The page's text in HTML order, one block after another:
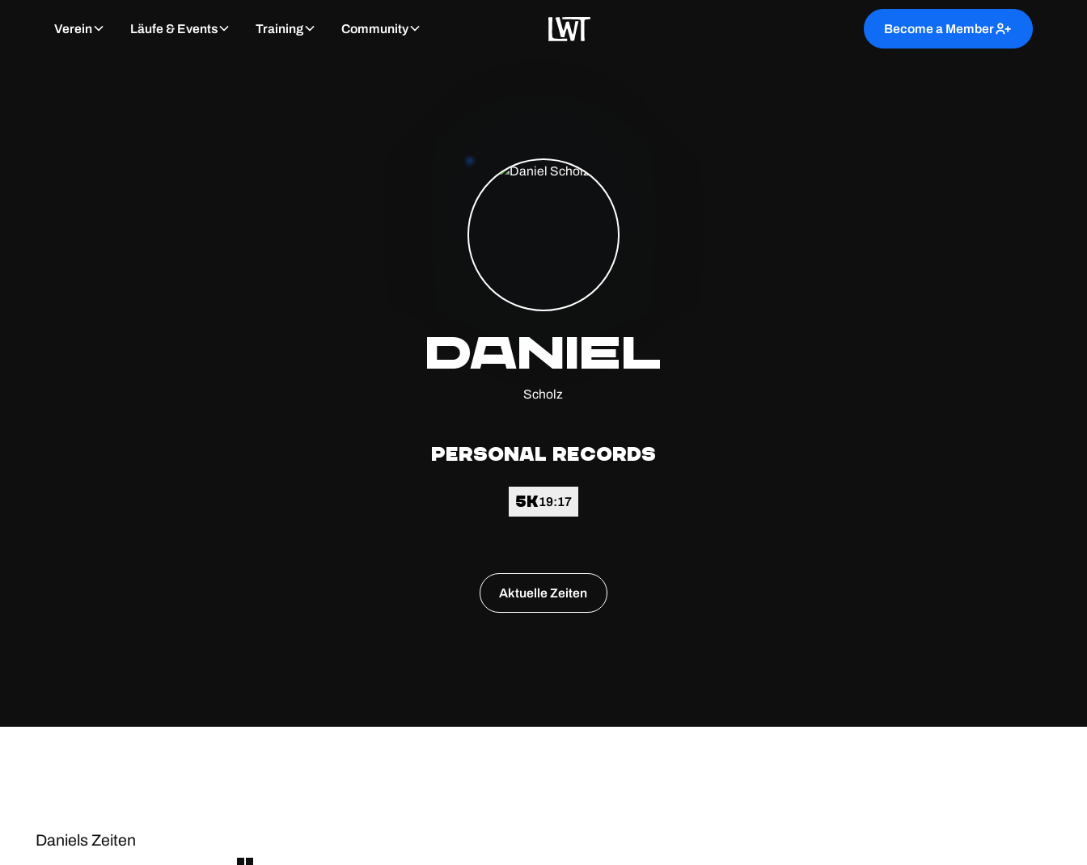
Verein Läufe & Events Training Community Become a Member
Daniel
Scholz
Personal Records
5k19:17
Aktuelle Zeiten
Daniels Zeiten